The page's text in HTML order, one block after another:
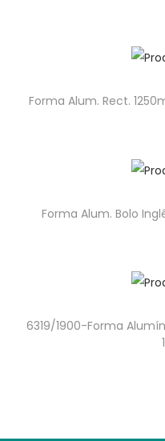
Forma Alum. Rect.
Forma Alum. Bolo
6319/1900-Forma